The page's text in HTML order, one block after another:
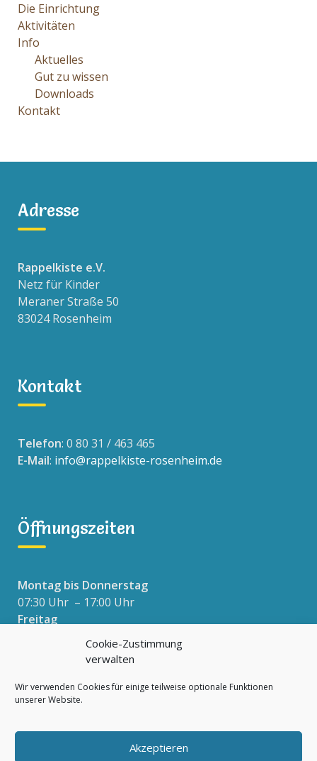
Cookie-Zustimmung
verwalten
Wir verwenden Cookies für einige teilweise optionale Funktionen
unserer Website.
Akzeptieren
Die Einrichtung
Aktivitäten
Info
Aktuelles
Gut zu wissen
Downloads
Kontakt
Adresse
Rappelkiste e.V.
Netz für Kinder
Meraner Straße 50
83024 Rosenheim
Kontakt
Telefon: 0 80 31 / 463 465
E-Mail: info@rappelkiste-rosenheim.de
Öffnungszeiten
Montag bis Donnerstag
07:30 Uhr – 17:00 Uhr
Freitag
07:30 Uhr – 16:00 Uhr
Datenschutzerklärung
Cookie-Richtlinie (EU)